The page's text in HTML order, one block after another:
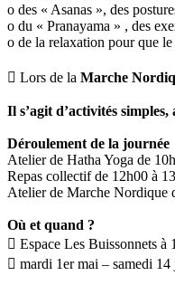
o des « Asanas », des
o du « Pranayama » , des
o de la relaxation pour que
 Lors de la Marche
Il s’agit d’activités
Déroulement de la journée
Atelier de Hatha Yoga de
Repas collectif de 12h00 à
Atelier de Marche Nordique
Où et quand ?
 Espace Les Buissonnets
 mardi 1er mai – samedi